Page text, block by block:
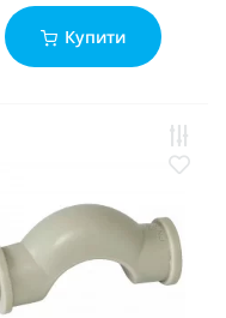
Купити